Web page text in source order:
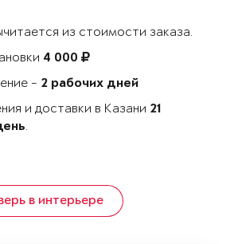
из стоимости заказа.
4 000
- 2 рабочих дней
и доставки в Казани 21
.
в интерьере